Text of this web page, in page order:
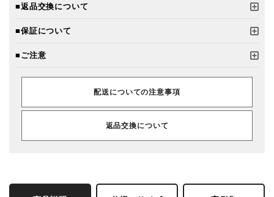
■返品交換について
■保証について
■ご注意
配送についての注意事項
返品交換について